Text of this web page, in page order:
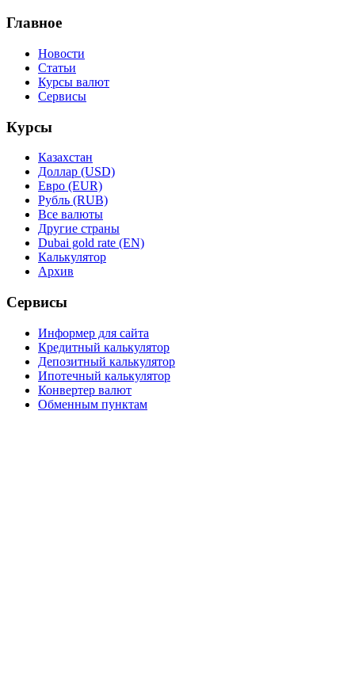
Главное
Новости
Статьи
Курсы валют
Сервисы
Курсы
Казахстан
Доллар (USD)
Евро (EUR)
Рубль (RUB)
Все валюты
Другие страны
Dubai gold rate (EN)
Калькулятор
Архив
Сервисы
Информер для сайта
Кредитный калькулятор
Депозитный калькулятор
Ипотечный калькулятор
Конвертер валют
Обменным пунктам